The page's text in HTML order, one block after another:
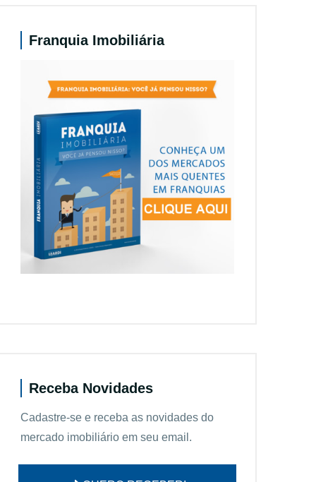
Franquia Imobiliária
Receba Novidades
Cadastre-se e receba as novidades do
mercado imobiliário em seu email.